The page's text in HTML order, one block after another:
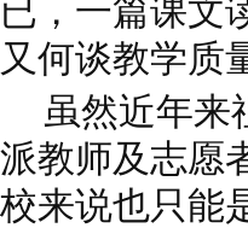
已，一篇课文
又何谈教学质
虽然近年来
派教师及志愿
校来说也只能